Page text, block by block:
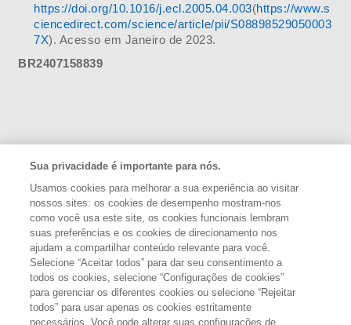
https://doi.org/10.1016/j.ecl.2005.04.003(https://www.s
ciencedirect.com/science/article/pii/S08898529050003
7X). Acesso em Janeiro de 2023.
BR2407158839
REALIZAÇÃO:
Sua privacidade é importante para nós.
Usamos cookies para melhorar a sua experiência ao visitar
nossos sites: os cookies de desempenho mostram-nos
como você usa este site, os cookies funcionais lembram
suas preferências e os cookies de direcionamento nos
ajudam a compartilhar conteúdo relevante para você.
Selecione “Aceitar todos” para dar seu consentimento a
todos os cookies, selecione “Configurações de cookies”
para gerenciar os diferentes cookies ou selecione “Rejeitar
todos” para usar apenas os cookies estritamente
necessários. Você pode alterar suas configurações de